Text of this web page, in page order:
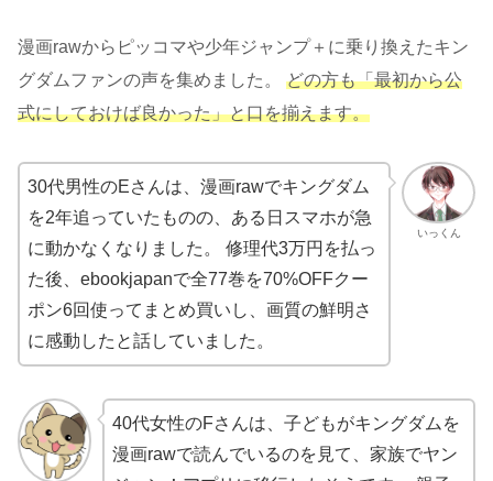
漫画rawからピッコマや少年ジャンプ＋に乗り換えたキン
グダムファンの声を集めました。 どの方も「最初から公
式にしておけば良かった」と口を揃えます。
いっくん
30代男性のEさんは、漫画rawでキングダム
を2年追っていたものの、ある日スマホが急
に動かなくなりました。 修理代3万円を払っ
た後、ebookjapanで全77巻を70%OFFクー
ポン6回使ってまとめ買いし、画質の鮮明さ
に感動したと話していました。
40代女性のFさんは、子どもがキングダムを
漫画rawで読んでいるのを見て、家族でヤン